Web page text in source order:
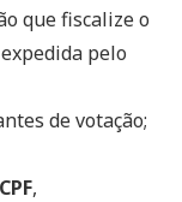
que fiscalize o
pelo
de votação;
,